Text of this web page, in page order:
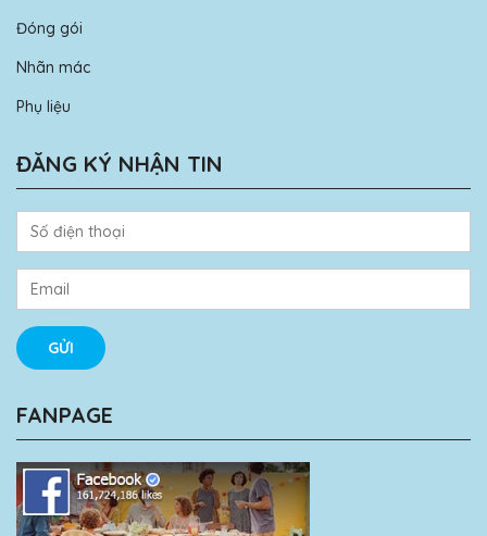
Đóng gói
Nhãn mác
Phụ liệu
ĐĂNG KÝ NHẬN TIN
FANPAGE